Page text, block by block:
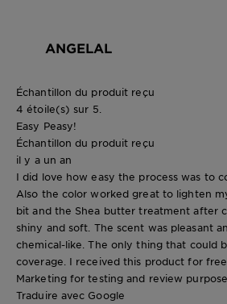
ANGELAL
Échantillon du produit reçu
4 étoile(s) sur 5.
Easy Peasy!
Échantillon du produit reçu
il y a un an
I did love how easy the process was to
Also the color worked great to lighten
bit and the Shea butter treatment after
shiny and soft. The scent was pleasant
chemical-like. The only thing that could
coverage. I received this product for
Marketing for testing and review
Traduire avec Google